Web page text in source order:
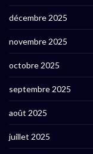
décembre 2025
novembre 2025
octobre 2025
septembre 2025
août 2025
juillet 2025